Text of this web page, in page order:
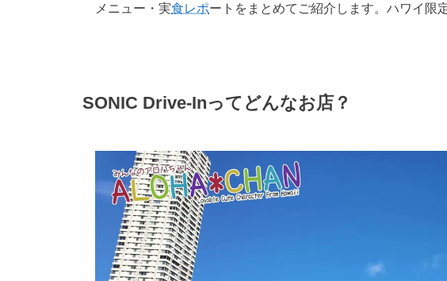
メニュー・実食レポートをまとめてご紹介します。ハワイ限
SONIC Drive-Inってどんなお店？